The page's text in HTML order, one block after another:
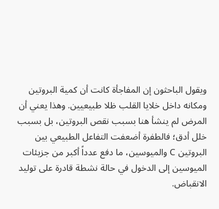
ويقول الباحثون إن المفاجأة كانت أن كمية البروتين
ومكانه داخل خلايا القلب ظلا طبيعيين. وهذا يعني أن
المرض لم ينشأ هنا بسبب نقص البروتين، بل بسبب
خلل أدق؛ فالطفرة أضعفت التفاعل الطبيعي بين
البروتين C والميوسين، ما دفع عدداً أكبر من جزيئات
الميوسين إلى الدخول في حالة نشطة قادرة على توليد
الانقباض.